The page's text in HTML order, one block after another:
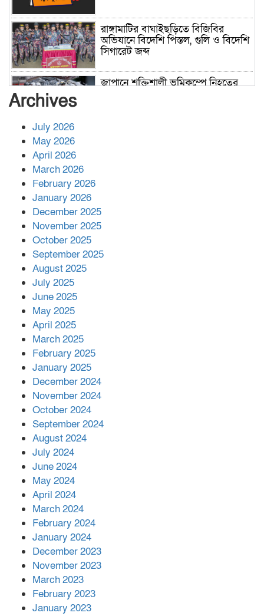
রাঙ্গামাটির বাঘাইছড়িতে বিজিবির
অভিযানে বিদেশি পিস্তল, গুলি ও বিদেশি
সিগারেট জব্দ
জাপানে শক্তিশালী ভূমিকম্পে নিহতের
পর ফোন তারেক রহমানের,গ্যাস সঙ্কট
সহায়তা দিলেন সাচিং প্রু জেরী
Archives
July 2026
May 2026
April 2026
March 2026
February 2026
January 2026
December 2025
November 2025
October 2025
September 2025
August 2025
July 2025
June 2025
May 2025
April 2025
March 2025
February 2025
January 2025
December 2024
November 2024
October 2024
September 2024
August 2024
July 2024
June 2024
May 2024
April 2024
March 2024
February 2024
January 2024
December 2023
November 2023
March 2023
February 2023
January 2023